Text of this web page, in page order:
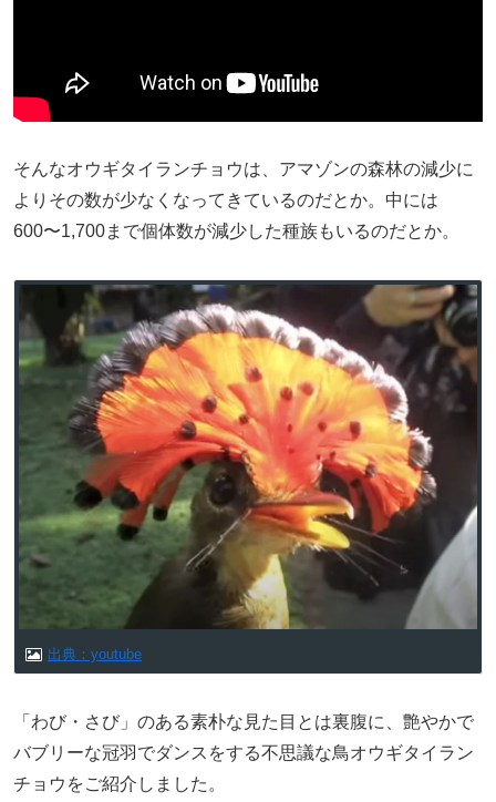
そんなオウギタイランチョウは、アマゾンの森林の減少に
よりその数が少なくなってきているのだとか。中には
600〜1,700まで個体数が減少した種族もいるのだとか。
出典：youtube
「わび・さび」のある素朴な見た目とは裏腹に、艶やかで
バブリーな冠羽でダンスをする不思議な鳥オウギタイラン
チョウをご紹介しました。